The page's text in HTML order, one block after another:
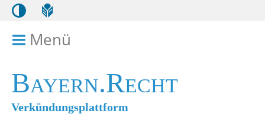
Menü
Bayern.Recht
Verkündungsplattform